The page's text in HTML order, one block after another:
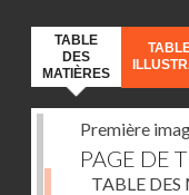
TABLE
DES
MATIÈRES
Première
PAGE DE
TABLE DES